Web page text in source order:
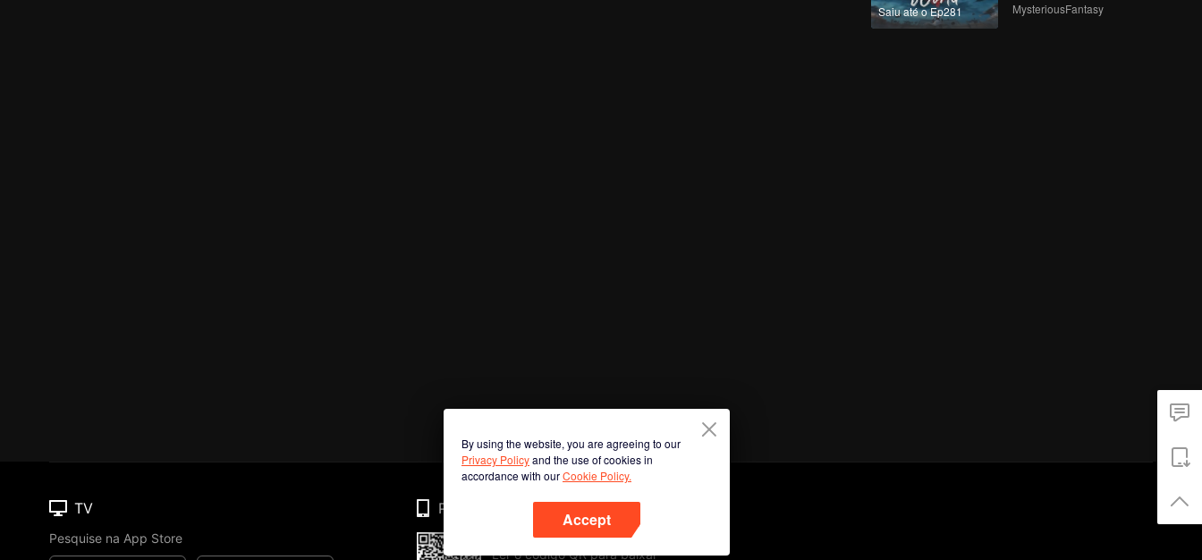
Saiu até o Ep281 MysteriousFantasy
By using the website, you are agreeing to our
Privacy Policyand the use of cookies in
accordance with ourCookie Policy.
Accept
TV
Pesquise na App Store
Phone
Ler o código QR para baixar